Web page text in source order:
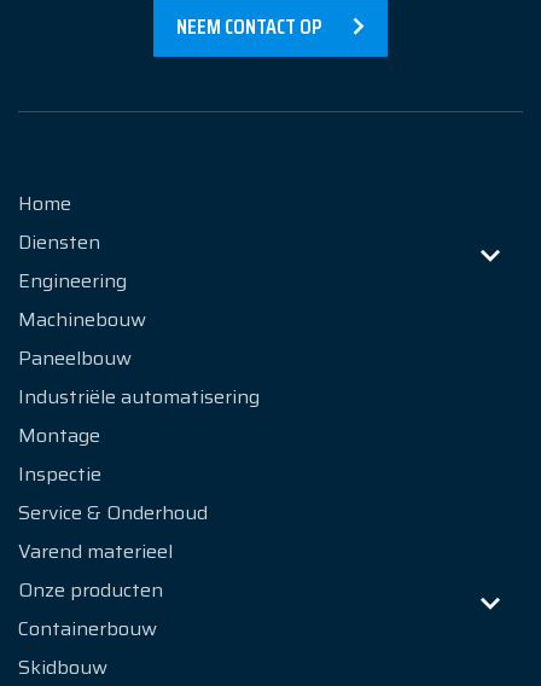
NEEM CONTACT OP
Home
Diensten
Engineering
Machinebouw
Paneelbouw
Industriële automatisering
Montage
Inspectie
Service & Onderhoud
Varend materieel
Onze producten
Containerbouw
Skidbouw